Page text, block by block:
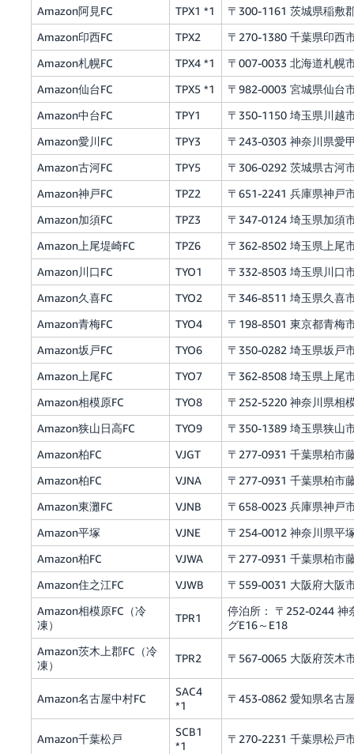
Amazon阿見FC TPX1 *1
〒300-1161 茨城県稲敷
Amazon印西FC
TPX2
〒270-1380 千葉県印西
Amazon札幌FC
TPX4 *1
〒007-0033 北海道札幌
Amazon仙台FC
TPX5 *1
〒982-0003 宮城県仙台
Amazon中台FC
TPY1
〒350-1150 埼玉県川越
Amazon愛川FC
TPY3
〒243-0303 神奈川県愛
Amazon古河FC
TPY5
〒306-0292 茨城県古河
Amazon神戸FC
TPZ2
〒651-2241 兵庫県神戸
Amazon加須FC
TPZ3
〒347-0124 埼玉県加須
Amazon上尾堤崎FC
TPZ6
〒362-8502 埼玉県上尾
Amazon川口FC
TYO1
〒332-8503 埼玉県川口
Amazon久喜FC
TYO2
〒346-8511 埼玉県久喜
Amazon青梅FC
TYO4
〒198-8501 東京都青梅
Amazon坂戸FC
TYO6
〒350-0282 埼玉県坂戸
Amazon上尾FC
TYO7
〒362-8508 埼玉県上尾
Amazon相模原FC
TYO8
〒252-5220 神奈川県相
Amazon狭山日高FC
TYO9
〒350-1389 埼玉県狭山
Amazon柏FC
VJGT
〒277-0931 千葉県柏市
Amazon柏FC
VJNA
〒277-0931 千葉県柏市
Amazon東灘FC
VJNB
〒658-0023 兵庫県神戸
Amazon平塚
VJNE
〒254-0012 神奈川県平
Amazon柏FC
VJWA
〒277-0931 千葉県柏市
Amazon住之江FC
VJWB
〒559-0031 大阪府大阪
Amazon相模原FC（冷
凍）
TPR1
停泊所： 〒252-0244 神
グE16～E18
Amazon茨木上郡FC（冷
凍）
TPR2 〒567-0065 大阪府茨木
Amazon名古屋中村FC
SAC4
*1
〒453-0862 愛知県名古
Amazon千葉松戸
SCB1
*1
〒270-2231 千葉県松戸